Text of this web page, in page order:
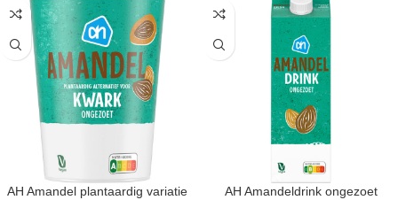
AH Amandel plantaardig variatie
AH Amandeldrink ongezoet